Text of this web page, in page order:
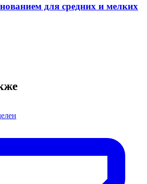
для средних и мелких